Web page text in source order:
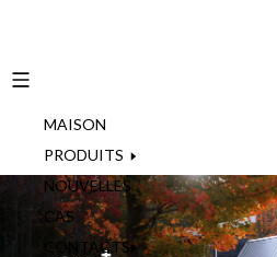
MAISON
PRODUITS
NOUVELLES
CAS
CONTACTS